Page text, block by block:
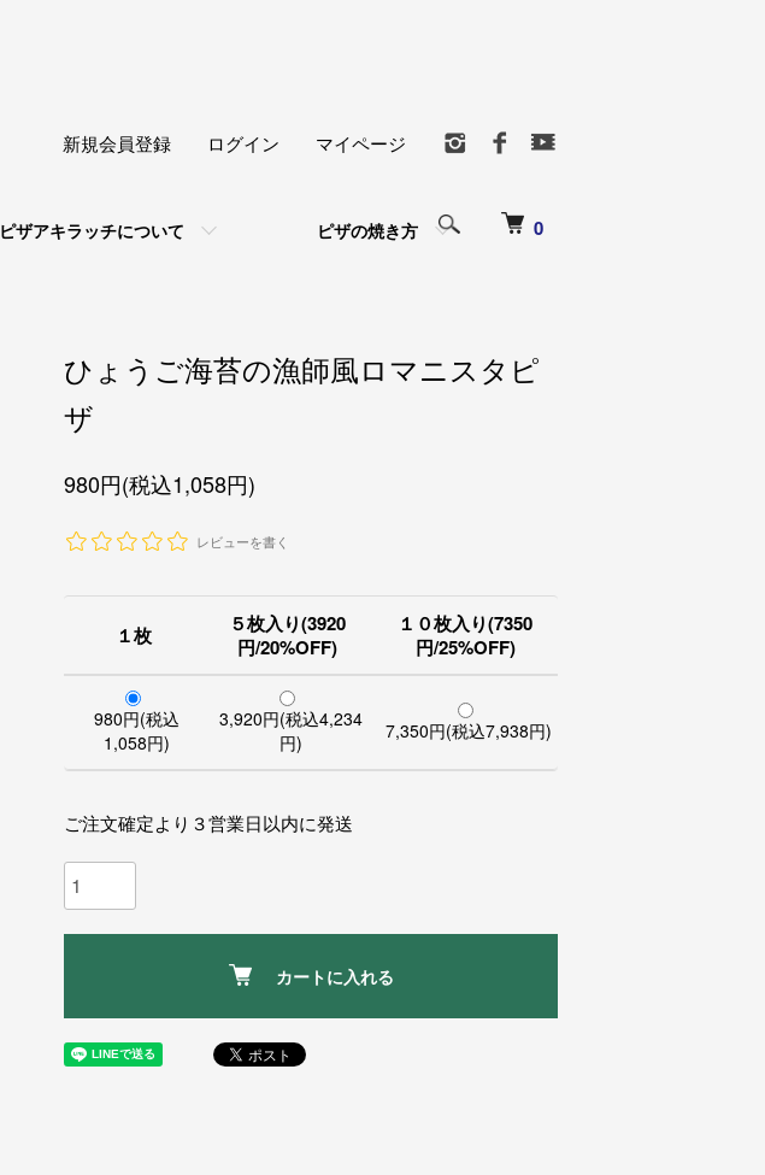
0
ピザアキラッチについて ピザの焼き方
新規会員登録 ログイン マイページ
ひょうご海苔の漁師風ロマニスタピ
ザ
980円(税込1,058円)
レビューを書く
１枚
５枚入り(3920
円/20%OFF)
１０枚入り(7350
円/25%OFF)
980円(税込
1,058円)
3,920円(税込4,234
円)
7,350円(税込7,938円)
ご注文確定より３営業日以内に発送
カートに入れる